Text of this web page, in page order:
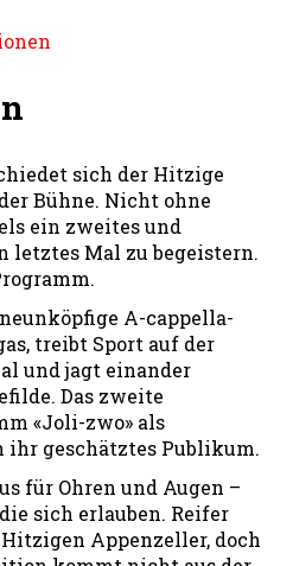
sich der Hitzige
Bühne. Nicht ohne
ein zweites und
letztes Mal zu begeistern.
A-cappella-
treibt Sport auf der
und jagt einander
Das zweite
«Joli-zwo» als
ihr geschätztes Publikum.
für Ohren und Augen –
sich erlauben. Reifer
Appenzeller, doch